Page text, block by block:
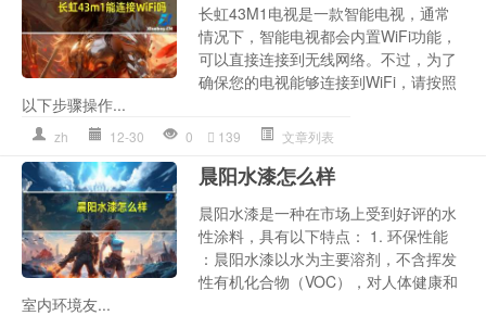
长虹43M1电视是一款智能电视，通常
情况下，智能电视都会内置WiFi功能，
可以直接连接到无线网络。不过，为了
确保您的电视能够连接到WiFi，请按照
以下步骤操作...
zh 12-30 0 139 文章列表
晨阳水漆怎么样
晨阳水漆是一种在市场上受到好评的水
性涂料，具有以下特点： 1. 环保性能
：晨阳水漆以水为主要溶剂，不含挥发
性有机化合物（VOC），对人体健康和
室内环境友...